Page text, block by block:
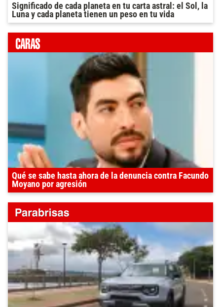
Significado de cada planeta en tu carta astral: el Sol, la
Luna y cada planeta tienen un peso en tu vida
Qué se sabe hasta ahora de la denuncia contra Facundo
Moyano por agresión